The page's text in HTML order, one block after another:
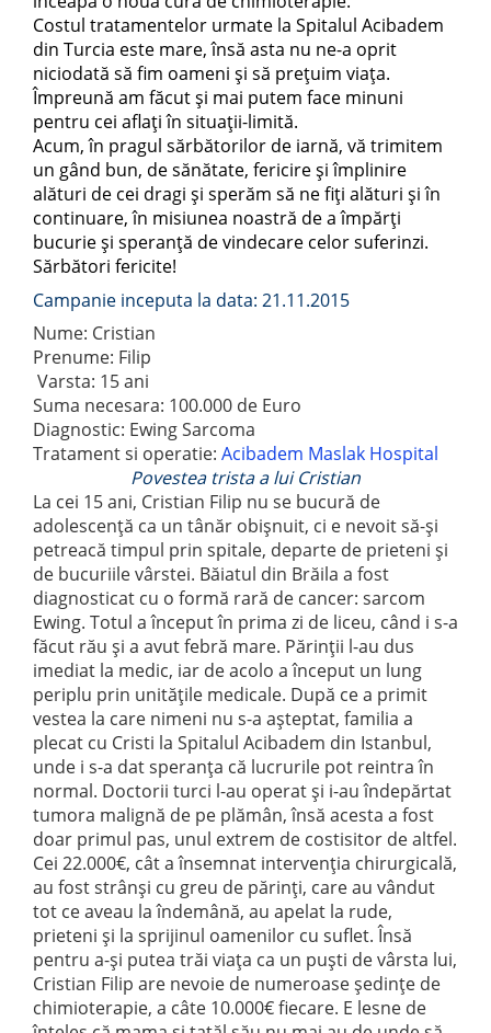
Costul tratamentelor urmate la Spitalul Acibadem
din Turcia este mare, însă asta nu ne-a oprit
niciodată să fim oameni și să prețuim viața.
Împreună am făcut și mai putem face minuni
pentru cei aflați în situații-limită.
Acum, în pragul sărbătorilor de iarnă, vă trimitem
un gând bun, de sănătate, fericire și împlinire
alături de cei dragi și sperăm să ne fiți alături și în
continuare, în misiunea noastră de a împărți
bucurie și speranță de vindecare celor suferinzi.
Sărbători fericite!
Campanie inceputa la data: 21.11.2015
Nume: Cristian
Prenume: Filip
Varsta: 15 ani
Suma necesara: 100.000 de Euro
Diagnostic: Ewing Sarcoma
Tratament si operatie: Acibadem Maslak Hospital
Povestea trista a lui Cristian
La cei 15 ani, Cristian Filip nu se bucură de
adolescență ca un tânăr obișnuit, ci e nevoit să-și
petreacă timpul prin spitale, departe de prieteni și
de bucuriile vârstei. Băiatul din Brăila a fost
diagnosticat cu o formă rară de cancer: sarcom
Ewing. Totul a început în prima zi de liceu, când i s-a
făcut rău și a avut febră mare. Părinții l-au dus
imediat la medic, iar de acolo a început un lung
periplu prin unitățile medicale. După ce a primit
vestea la care nimeni nu s-a așteptat, familia a
plecat cu Cristi la Spitalul Acibadem din Istanbul,
unde i s-a dat speranța că lucrurile pot reintra în
normal. Doctorii turci l-au operat și i-au îndepărtat
tumora malignă de pe plămân, însă acesta a fost
doar primul pas, unul extrem de costisitor de altfel.
Cei 22.000€, cât a însemnat intervenția chirurgicală,
au fost strânși cu greu de părinți, care au vândut
tot ce aveau la îndemână, au apelat la rude,
prieteni și la sprijinul oamenilor cu suflet. Însă
pentru a-și putea trăi viața ca un puști de vârsta lui,
Cristian Filip are nevoie de numeroase ședințe de
chimioterapie, a câte 10.000€ fiecare. E lesne de